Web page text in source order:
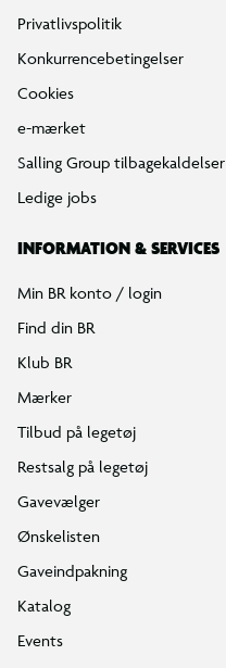
Privatlivspolitik
Konkurrencebetingelser
Cookies
e-mærket
Salling Group tilbagekaldelser
Ledige jobs
INFORMATION & SERVICES
Min BR konto / login
Find din BR
Klub BR
Mærker
Tilbud på legetøj
Restsalg på legetøj
Gavevælger
Ønskelisten
Gaveindpakning
Katalog
Events